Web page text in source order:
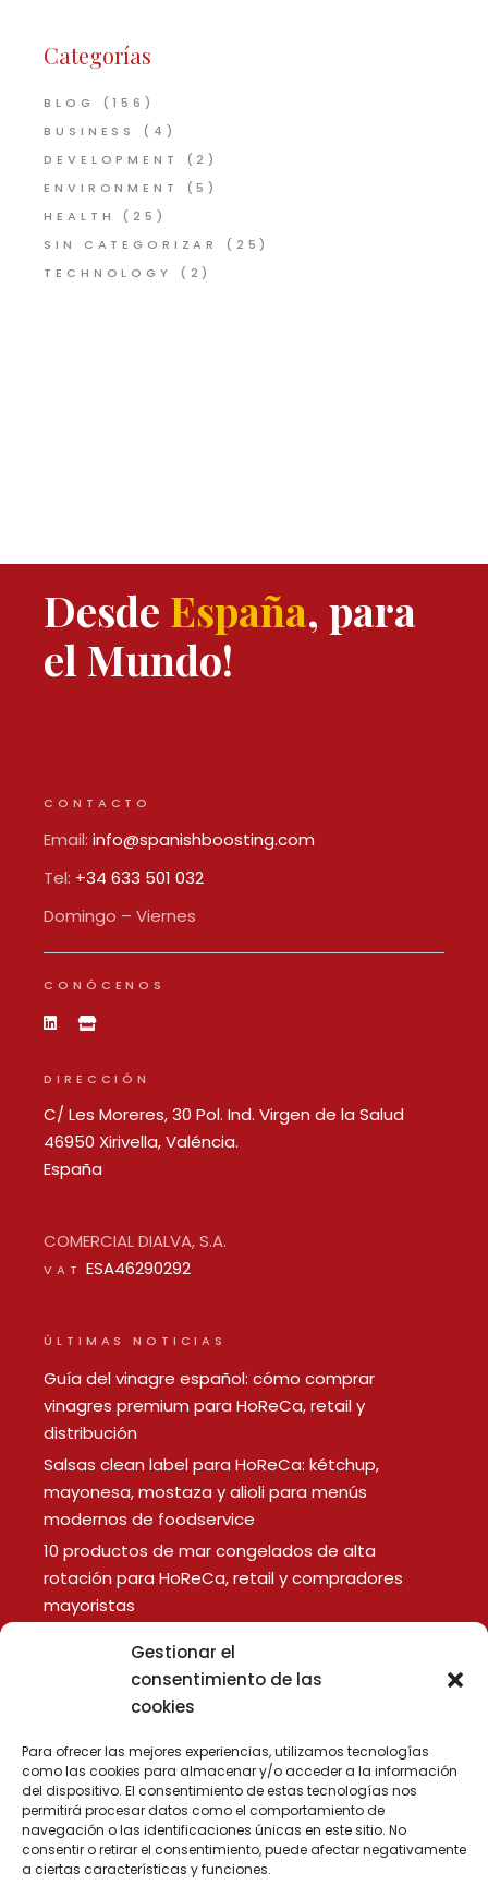
Gestionar el
consentimiento de las
cookies
Para ofrecer las mejores experiencias, utilizamos tecnologías
como las cookies para almacenar y/o acceder a la información
del dispositivo. El consentimiento de estas tecnologías nos
permitirá procesar datos como el comportamiento de
navegación o las identificaciones únicas en este sitio. No
consentir o retirar el consentimiento, puede afectar negativamente
a ciertas características y funciones.
Categorías
BLOG
(156)
BUSINESS
(4)
DEVELOPMENT
(2)
ENVIRONMENT
(5)
HEALTH
(25)
SIN CATEGORIZAR
(25)
TECHNOLOGY
(2)
Desde España, para
el Mundo!
CONTACTO
Email:info@spanishboosting.com
Tel: +34 633 501 032
Domingo – Viernes
CONÓCENOS
DIRECCIÓN
C/ Les Moreres, 30 Pol. Ind. Virgen de la Salud
46950 Xirivella, Valéncia.
España
COMERCIAL DIALVA, S.A.
VAT ESA46290292
ÚLTIMAS NOTICIAS
Guía del vinagre español: cómo comprar
vinagres premium para HoReCa, retail y
distribución
Salsas clean label para HoReCa: kétchup,
mayonesa, mostaza y alioli para menús
modernos de foodservice
10 productos de mar congelados de alta
rotación para HoReCa, retail y compradores
mayoristas
Aviso Legal
Política de Cookies